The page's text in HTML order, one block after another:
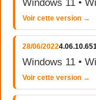
Windows 11 •
Voir cette version →
28/06/2022
Windows 11 •
Voir cette version →